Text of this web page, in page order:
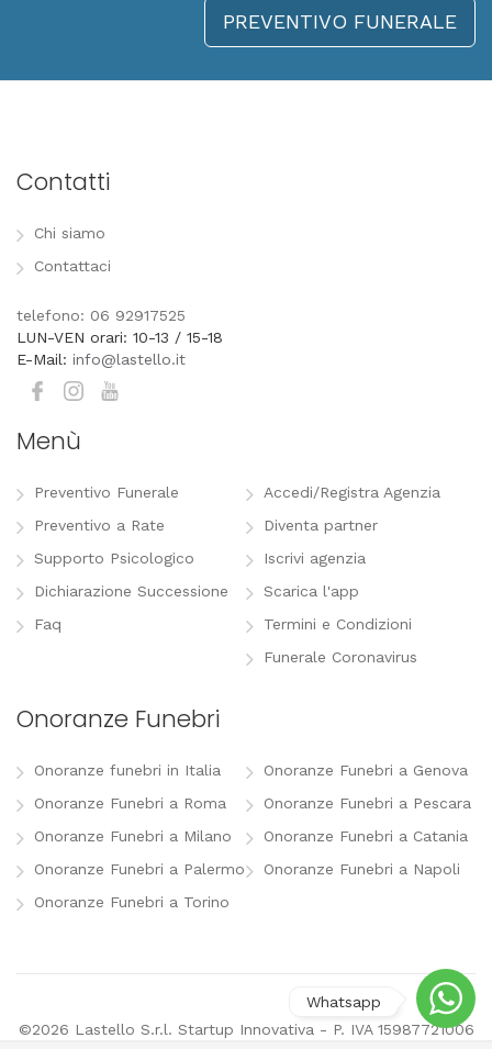
PREVENTIVO FUNERALE
Contatti
Chi siamo
Contattaci
telefono: 06 92917525
LUN-VEN orari: 10-13 / 15-18
E-Mail: info@lastello.it
Menù
Preventivo Funerale
Preventivo a Rate
Supporto Psicologico
Dichiarazione Successione
Faq
Accedi/Registra Agenzia
Diventa partner
Iscrivi agenzia
Scarica l'app
Termini e Condizioni
Funerale Coronavirus
Onoranze Funebri
Onoranze funebri in Italia
Onoranze Funebri a Roma
Onoranze Funebri a Milano
Onoranze Funebri a Palermo
Onoranze Funebri a Torino
Onoranze Funebri a Genova
Onoranze Funebri a Pescara
Onoranze Funebri a Catania
Onoranze Funebri a Napoli
©2026 Lastello S.r.l. Startup Innovativa - P. IVA 15987721006